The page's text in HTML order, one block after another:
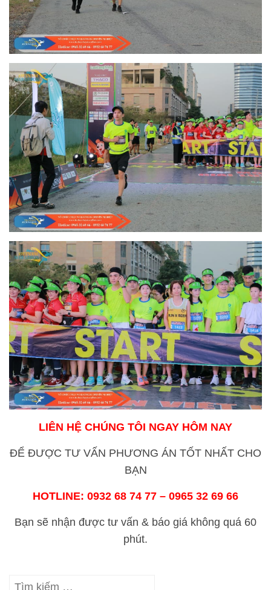
LIÊN HỆ CHÚNG TÔI NGAY HÔM NAY
ĐỂ ĐƯỢC TƯ VẤN PHƯƠNG ÁN TỐT NHẤT CHO
BẠN
HOTLINE: 0932 68 74 77 – 0965 32 69 66
Bạn sẽ nhận được tư vấn & báo giá không quá 60
phút.
Tìm